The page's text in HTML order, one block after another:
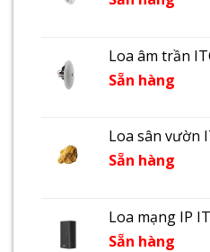
Loa âm trần
Sẵn hàng
Loa sân vườn
Sẵn hàng
Loa mạng IP
Sẵn hàng